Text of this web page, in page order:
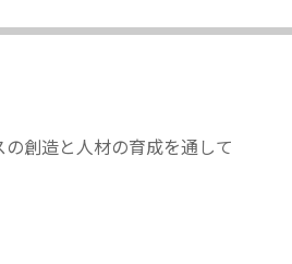
創造と人材の育成を通して